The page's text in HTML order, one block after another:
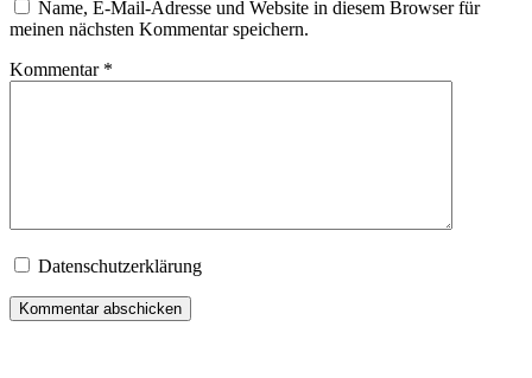
Name, E-Mail-Adresse und Website in diesem Browser für
meinen nächsten Kommentar speichern.
Kommentar *
Datenschutzerklärung